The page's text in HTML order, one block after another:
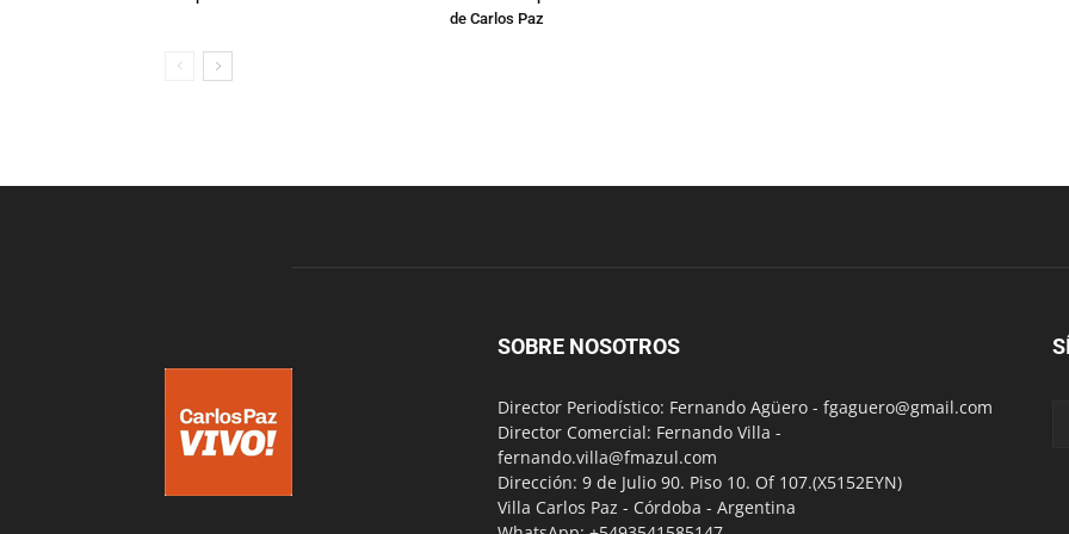
de Carlos Paz
SOBRE NOSOTROS
Director Periodístico: Fernando Agüero - fgaguero@gmail.com
Director Comercial: Fernando Villa -
fernando.villa@fmazul.com
Dirección: 9 de Julio 90. Piso 10. Of 107.(X5152EYN)
Villa Carlos Paz - Córdoba - Argentina